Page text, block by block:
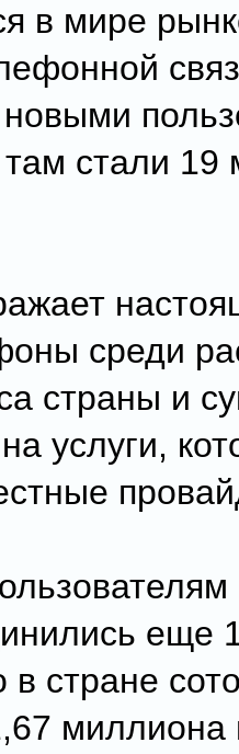
в мире
там стали
среди
страны и
услуги,
еще
в стране
миллиона